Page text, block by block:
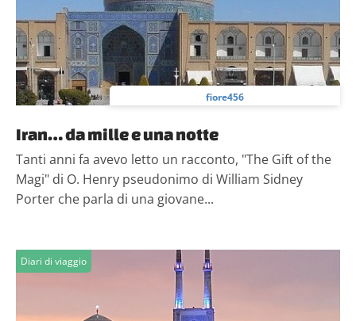
fiore456
Iran… da mille e una notte
Tanti anni fa avevo letto un racconto, "The Gift of the
Magi" di O. Henry pseudonimo di William Sidney
Porter che parla di una giovane...
Diari di viaggio